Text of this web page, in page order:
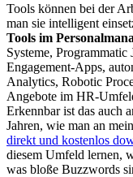
Tools können bei der
man sie intelligent
Tools im
Systeme,
Engagement-Apps,
Analytics, Robotic
Angebote im HR-
Erkennbar ist das auch
Jahren, wie man an
direkt und kostenlos
diesem Umfeld lernen,
was bloße Buzzwords